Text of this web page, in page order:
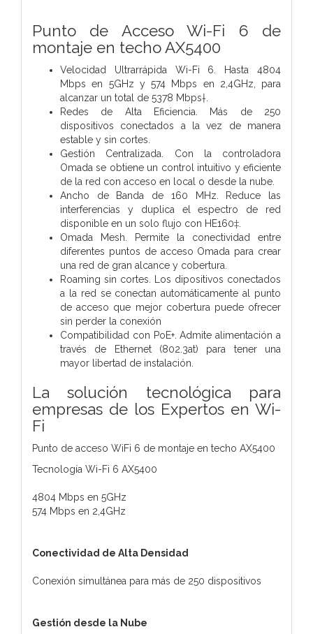
Punto de Acceso Wi-Fi 6 de
montaje en techo AX5400
Velocidad Ultrarrápida Wi-Fi 6. Hasta 4804
Mbps en 5GHz y 574 Mbps en 2,4GHz, para
alcanzar un total de 5378 Mbps†.
Redes de Alta Eficiencia. Más de 250
dispositivos conectados a la vez de manera
estable y sin cortes.
Gestión Centralizada. Con la controladora
Omada se obtiene un control intuitivo y eficiente
de la red con acceso en local o desde la nube.
Ancho de Banda de 160 MHz. Reduce las
interferencias y duplica el espectro de red
disponible en un solo flujo con HE160‡.
Omada Mesh. Permite la conectividad entre
diferentes puntos de acceso Omada para crear
una red de gran alcance y cobertura.
Roaming sin cortes. Los dipositivos conectados
a la red se conectan automáticamente al punto
de acceso que mejor cobertura puede ofrecer
sin perder la conexión
Compatibilidad con PoE+. Admite alimentación a
través de Ethernet (802.3at) para tener una
mayor libertad de instalación.
La solución tecnológica para
empresas de los Expertos en Wi-
Fi
Punto de acceso WiFi 6 de montaje en techo AX5400
Tecnología Wi-Fi 6 AX5400
4804 Mbps en 5GHz
574 Mbps en 2,4GHz
Conectividad de Alta Densidad
Conexión simultánea para más de 250 dispositivos
Gestión desde la Nube